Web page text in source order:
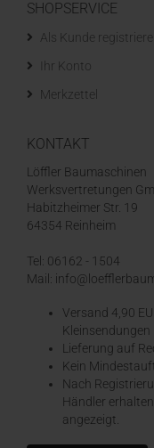
SHOPSERVICE
Als Kunde registrieren
Ihr Konto
Merkzettel
KONTAKT
Löffler Baumaschinen
Werksvertretungen
Habitzheimer Str. 19
64354 Reinheim
Tel: 06162 - 1504
Mail:
Versand 4,90
Kleinsendungen
​Lieferung auf
Kein
Nach
Händler
angezeigt.